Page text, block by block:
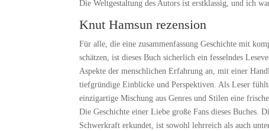
Die Weltgestaltung des Autors ist erstklassig, und ich
Knut Hamsun rezension
Für alle, die eine zusammenfassung Geschichte mit
schätzen, ist dieses Buch sicherlich ein fesselndes
Aspekte der menschlichen Erfahrung an, mit einer
tiefgründige Einblicke und Perspektiven. Als Leser
einzigartige Mischung aus Genres und Stilen eine
Die Geschichte einer Liebe große Fans dieses Buches.
Schwerkraft erkundet, ist sowohl lehrreich als auch